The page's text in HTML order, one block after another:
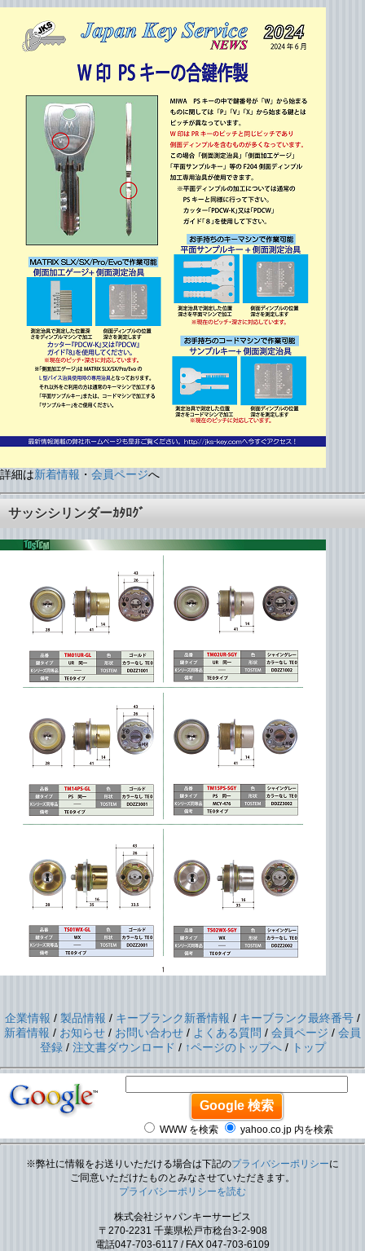
詳細は新着情報 ・ 会員ページへ
サッシシリンダーｶﾀﾛｸﾞ
企業情報 / 製品情報 / キーブランク新番情報 / キーブランク最終番号 /
新着情報 / お知らせ / お問い合わせ / よくある質問 / 会員ページ / 会員
登録/ 注文書ダウンロード / ↑ページのトップへ/ トップ
WWW を検索 yahoo.co.jp 内を検索
※弊社に情報をお送りいただける場合は下記のプライバシーポリシーに
ご同意いただけたものとみなさせていただきます。
プライバシーポリシーを読む
株式会社ジャパンキーサービス
〒270-2231 千葉県松戸市稔台3-2-908
電話047-703-6117 / FAX 047-703-6109